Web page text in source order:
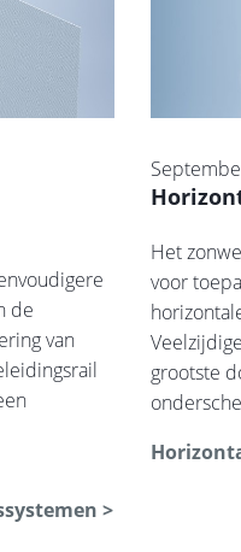
de
van
>
Het
voor
grootste